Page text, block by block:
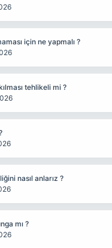
için ne yapmalı ?
tehlikeli mi ?
nasıl anlarız ?
mı ?